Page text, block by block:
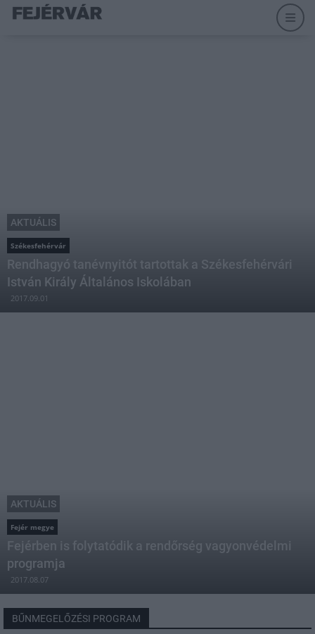
AKTUÁLIS
Székesfehérvár
Rendhagyó tanévnyitót tartottak a Székesfehérvári
István Király Általános Iskolában
2017.09.01
AKTUÁLIS
Fejér megye
Fejérben is folytatódik a rendőrség vagyonvédelmi
programja
2017.08.07
BŰNMEGELŐZÉSI PROGRAM